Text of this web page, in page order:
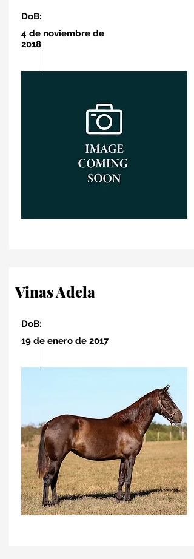
DoB:
4 de noviembre de
2018
Vinas Adela
DoB:
19 de enero de 2017